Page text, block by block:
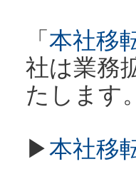
「 本社移
社は業務
たします
▶本社移